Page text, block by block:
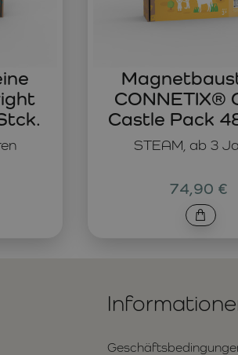
STEAM, ab 3
CONNETIX®
Castle Pack
74,90 €